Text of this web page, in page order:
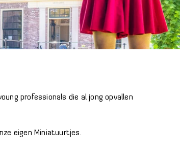
professionals die al jong opvallen
eigen Miniatuurtjes.